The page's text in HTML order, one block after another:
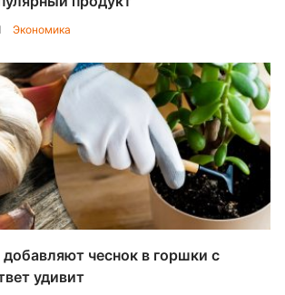
Экономика
чеснок в горшки с
удивит